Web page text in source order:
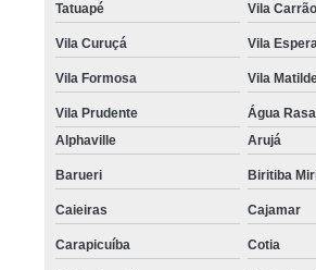
Tatuapé Vila Carrão
Vila Curuçá Vila
Vila Formosa Vila
Vila Prudente
Água Rasa
Alphaville
Arujá
Barueri Biritiba
Caieiras Cajamar
Carapicuíba Cotia